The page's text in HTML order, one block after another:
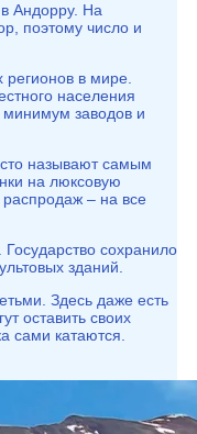
Андорру. На
поэтому число и
в мире.
населения
минимум заводов и
называют самым
на люксовую
– на все
сохранило
зданий.
Здесь даже есть
оставить своих
сами катаются.